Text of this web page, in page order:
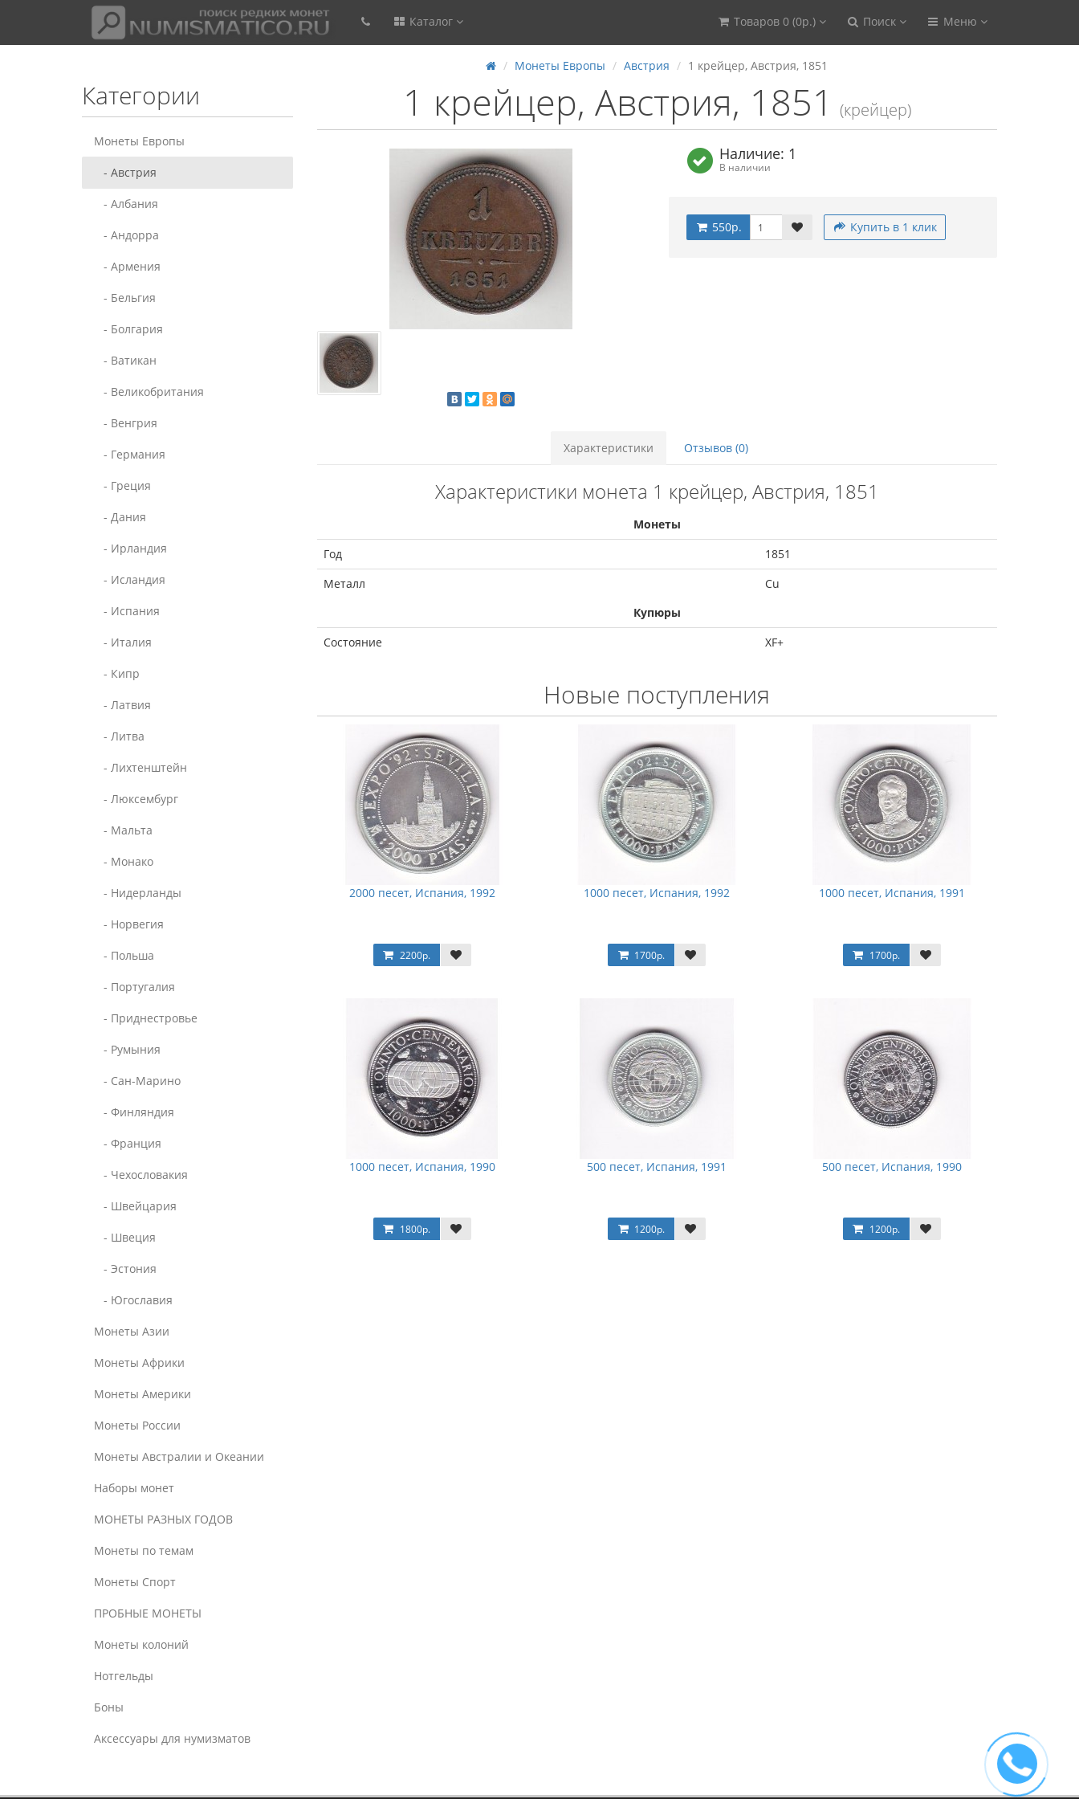
Каталог Товаров 0 (0р.) Поиск Меню
Категории
Монеты Европы
- Австрия
- Албания
- Андорра
- Армения
- Бельгия
- Болгария
- Ватикан
- Великобритания
- Венгрия
- Германия
- Греция
- Дания
- Ирландия
- Исландия
- Испания
- Италия
- Кипр
- Латвия
- Литва
- Лихтенштейн
- Люксембург
- Мальта
- Монако
- Нидерланды
- Норвегия
- Польша
- Португалия
- Приднестровье
- Румыния
- Сан-Марино
- Финляндия
- Франция
- Чехословакия
- Швейцария
- Швеция
- Эстония
- Югославия
Монеты Азии
Монеты Африки
Монеты Америки
Монеты России
Монеты Австралии и Океании
Наборы монет
МОНЕТЫ РАЗНЫХ ГОДОВ
Монеты по темам
Монеты Спорт
ПРОБНЫЕ МОНЕТЫ
Монеты колоний
Нотгельды
Боны
Аксессуары для нумизматов
Монеты Европы Австрия 1 крейцер, Австрия, 1851
1 крейцер, Австрия, 1851 (крейцер)
Наличие: 1
В наличии
550р. Купить в 1 клик
Характеристики Отзывов (0)
Характеристики монета 1 крейцер, Австрия, 1851
Монеты
Год
1851
Металл
Cu
Купюры
Состояние
XF+
Новые поступления
2000 песет, Испания, 1992
2200р.
1000 песет, Испания, 1992
1700р.
1000 песет, Испания, 1991
1700р.
1000 песет, Испания, 1990
1800р.
500 песет, Испания, 1991
1200р.
500 песет, Испания, 1990
1200р.